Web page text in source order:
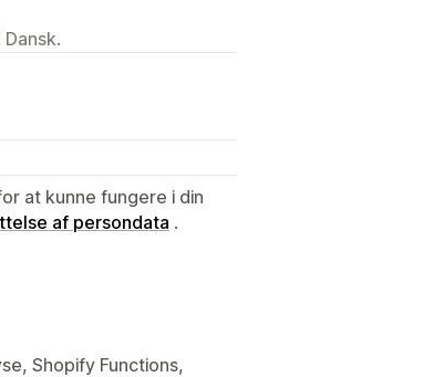
at kunne fungere i din
af persondata .
Shopify Functions,